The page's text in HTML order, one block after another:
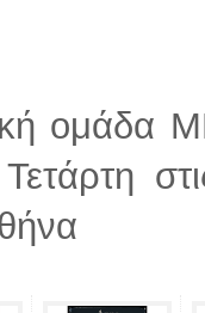
ομάδα